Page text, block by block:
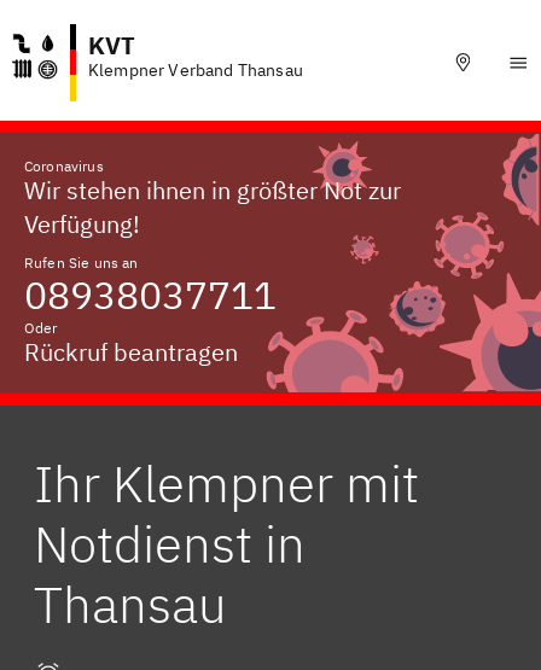
KVT
Klempner Verband Thansau
Coronavirus
Wir stehen ihnen in größter Not zur
Verfügung!
Rufen Sie uns an
08938037711
Oder
Rückruf beantragen
Ihr Klempner mit
Notdienst in
Thansau